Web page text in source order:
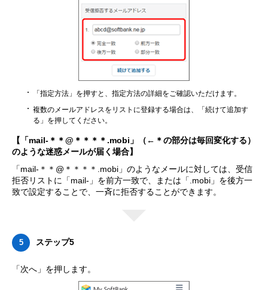
「指定方法」を押すと、指定方法の詳細をご確認いただけます。
複数のメールアドレスをリストに登録する場合は、「続けて追加す
る」を押してください。
【「mail-＊＊@＊＊＊＊.mobi」（←＊の部分は毎回変化する）
のような迷惑メールが届く場合】
「mail-＊＊@＊＊＊＊.mobi」のようなメールに対しては、受信
拒否リストに「mail-」を前方一致で、または「.mobi」を後方一
致で設定することで、一斉に拒否することができます。
5 ステップ5
「次へ」を押します。